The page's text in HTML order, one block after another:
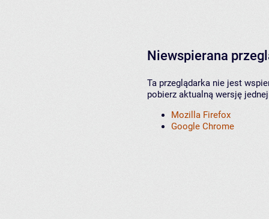
Niewspierana
Ta przeglądarka nie jest
pobierz aktualną wersję
Mozilla Firefox
Google Chrome